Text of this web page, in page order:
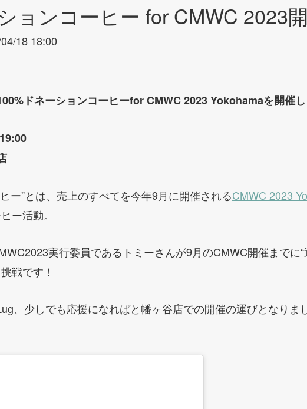
ョンコーヒー for CMWC 2023開
18 18:00
ドネーションコーヒーfor CMWC 2023 Yokohamaを開催し
ー”とは、売上のすべてを今年9月に開催されるCMWC 2023
ー活動。
実行委員であるトミーさんが9月のCMWC開催までに“
戦です！
、少しでも応援になればと幡ヶ谷店での開催の運びとなりま